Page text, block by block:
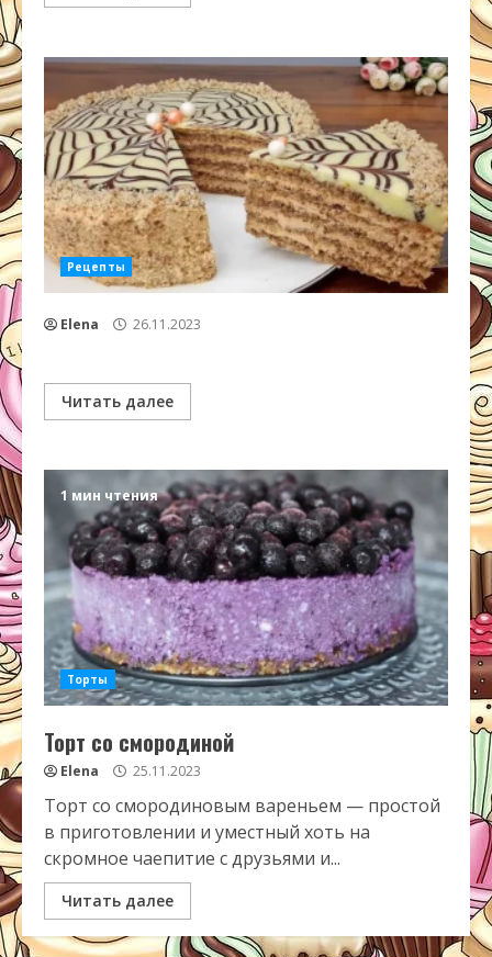
Рецепты
Elena 26.11.2023
Читать далее
1 мин чтения
Торты
Торт со смородиной
Elena 25.11.2023
Торт со смородиновым вареньем — простой
в приготовлении и уместный хоть на
скромное чаепитие с друзьями и...
Читать далее